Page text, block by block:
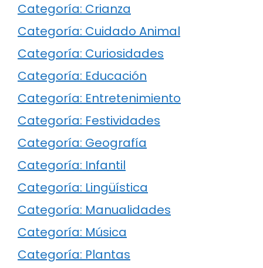
Categoría: Crianza
Categoría: Cuidado Animal
Categoría: Curiosidades
Categoría: Educación
Categoría: Entretenimiento
Categoría: Festividades
Categoría: Geografía
Categoría: Infantil
Categoría: Lingüística
Categoría: Manualidades
Categoría: Música
Categoría: Plantas